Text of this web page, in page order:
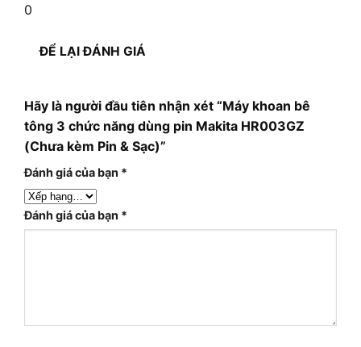
0
ĐỂ LẠI ĐÁNH GIÁ
Hãy là người đầu tiên nhận xét “Máy khoan bê
tông 3 chức năng dùng pin Makita HR003GZ
(Chưa kèm Pin & Sạc)”
Đánh giá của bạn *
Đánh giá của bạn *